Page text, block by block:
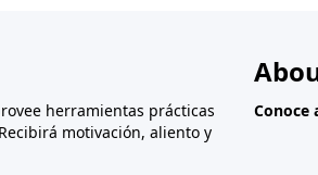
herramientas prácticas
motivación, aliento y
Conoce